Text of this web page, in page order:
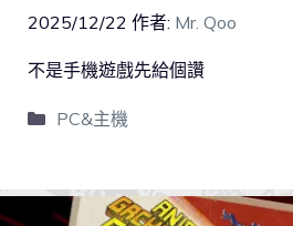
2025/12/22 作者: Mr. Qoo
不是手機遊戲先給個讚
PC&主機